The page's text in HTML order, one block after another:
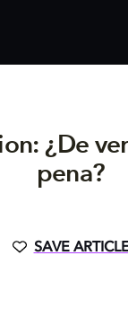
¿De
pena?
SAVE